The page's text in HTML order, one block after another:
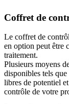
Coffret de
Le coffret de
en option peut être
traitement.
Plusieurs moyens
disponibles tels
libres de potentiel
contrôle de votre